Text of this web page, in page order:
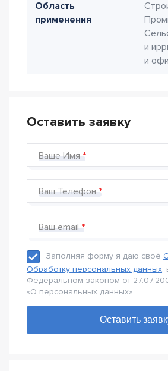
Область
применения
и
и
Оставить заявку
Ваше Имя
Ваш Телефон
Ваш email
Заполняя форму я даю своё
Обработку персональных данных,
Федеральном законом от
«О персональных данных».